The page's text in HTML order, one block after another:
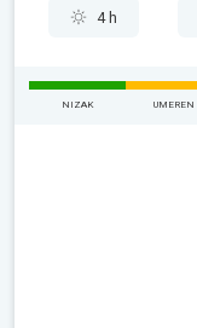
4 h
NIZAK UMEREN